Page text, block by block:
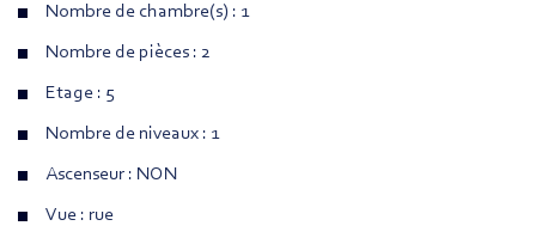
Nombre de chambre(s) : 1
Nombre de pièces : 2
Etage : 5
Nombre de niveaux : 1
Ascenseur : NON
Vue : rue